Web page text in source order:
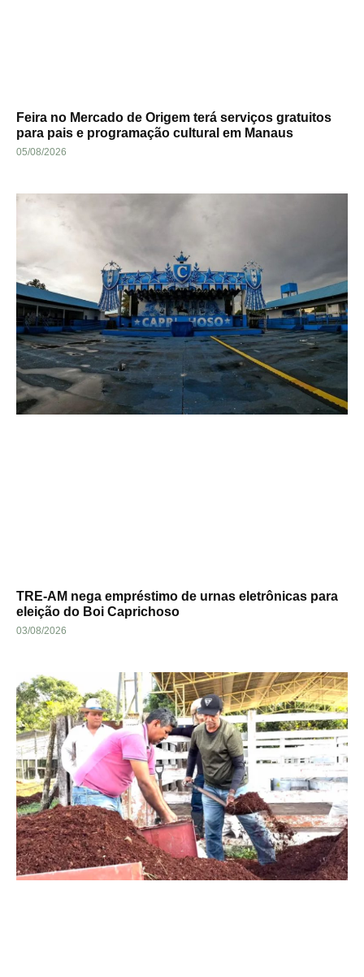
Feira no Mercado de Origem terá serviços gratuitos
para pais e programação cultural em Manaus
05/08/2026
TRE-AM nega empréstimo de urnas eletrônicas para
eleição do Boi Caprichoso
03/08/2026